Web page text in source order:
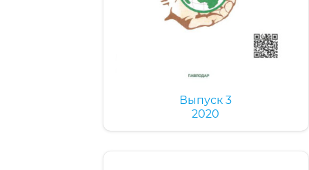
Выпуск 3
2020